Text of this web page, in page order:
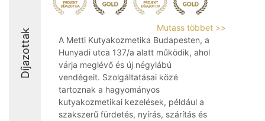
Díjazottak
Mutass többet >>
A Metti Kutyakozmetika Budapesten, a
Hunyadi utca 137/a alatt működik, ahol
várja meglévő és új négylábú
vendégeit. Szolgáltatásai közé
tartoznak a hagyományos
kutyakozmetikai kezelések, például a
szakszerű fürdetés, nyírás, szárítás és